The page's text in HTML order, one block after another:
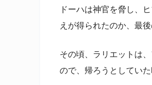
ドーハは神官を脅し、
えが得られたのか、最
その頃、ラリエットは
ので、帰ろうとしてい